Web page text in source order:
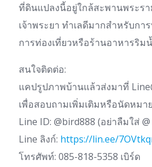
ที่ดินแปลงนี้อยู่ใกล้สะพานพระร
เจ้าพระยา ทำเลดีมากสำหรับกา
การท่องเที่ยวหรือร้านอาหารริม
สนใจติดต่อ:
แคปรูปภาพบ้านแล้วส่งมาที่
เพื่อสอบถามเพิ่มเติมหรือนัดหมา
Line ID: @bird888 (อย่าลืมใส่
Line ลิงก์: https://lin.ee/
โทรศัพท์: 085-818-5358 เบิร์ด